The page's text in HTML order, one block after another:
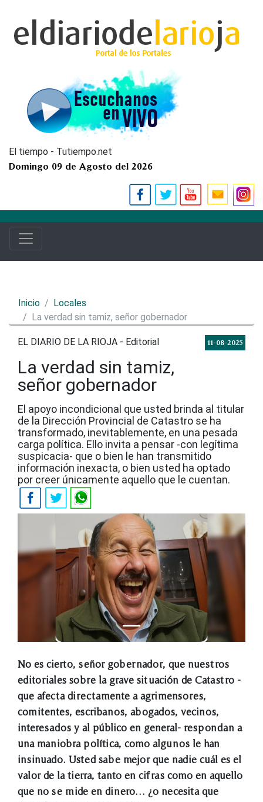
El tiempo - Tutiempo.net
Domingo 09 de Agosto del 2026
Inicio
Locales
La verdad sin tamiz, señor gobernador
11-08-2025
EL DIARIO DE LA RIOJA - Editorial
La verdad sin tamiz,
señor gobernador
El apoyo incondicional que usted brinda al titular
de la Dirección Provincial de Catastro se ha
transformado, inevitablemente, en una pesada
carga política. Ello invita a pensar -con legítima
suspicacia- que o bien le han transmitido
información inexacta, o bien usted ha optado
por creer únicamente aquello que le cuentan.
No es cierto, señor gobernador, que nuestros
editoriales sobre la grave situación de Catastro -
que afecta directamente a agrimensores,
comitentes, escribanos, abogados, vecinos,
interesados y al público en general- respondan a
una maniobra política, como algunos le han
insinuado. Usted sabe mejor que nadie cuál es el
valor de la tierra, tanto en cifras como en aquello
que no se mide en dinero… ¿o necesita que